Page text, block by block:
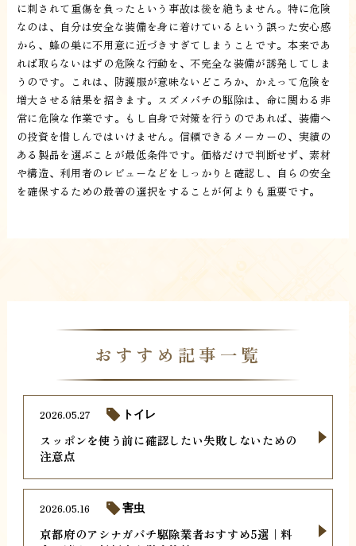
に刺されて重傷を負ったという事故は後を絶ちません。特に危険
なのは、自分は安全な装備を身に着けているという誤った安心感
から、蜂の巣に不用意に近づきすぎてしまうことです。本来であ
れば取らないはずの危険な行動を、不完全な装備が誘発してしま
うのです。これは、防護服が意味ないどころか、かえって危険を
増大させる結果を招きます。スズメバチの駆除は、命に関わる非
常に危険な作業です。もし自身で対策を行うのであれば、装備へ
の投資を惜しんではいけません。信頼できるメーカーの、実績の
ある製品を選ぶことが最低条件です。価格だけで判断せず、素材
や構造、利用者のレビューなどをしっかりと確認し、自らの安全
を確保するための最善の選択をすることが何よりも重要です。
おすすめ記事一覧
スッポンを使う前に確認したい失敗しないための
注意点
2026.05.27 トイレ
京都府のアシナガバチ駆除業者おすすめ5選｜料
2026.05.16 害虫